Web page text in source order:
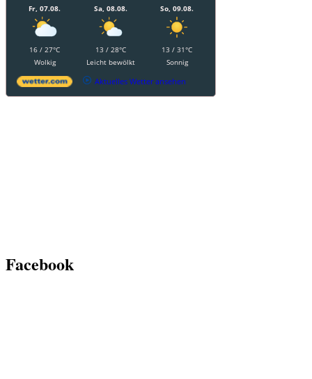
Fr, 07.08.
16 / 27°C
Wolkig
Sa, 08.08.
13 / 28°C
Leicht bewölkt
So, 09.08.
13 / 31°C
Sonnig
Aktuelles Wetter ansehen
Facebook